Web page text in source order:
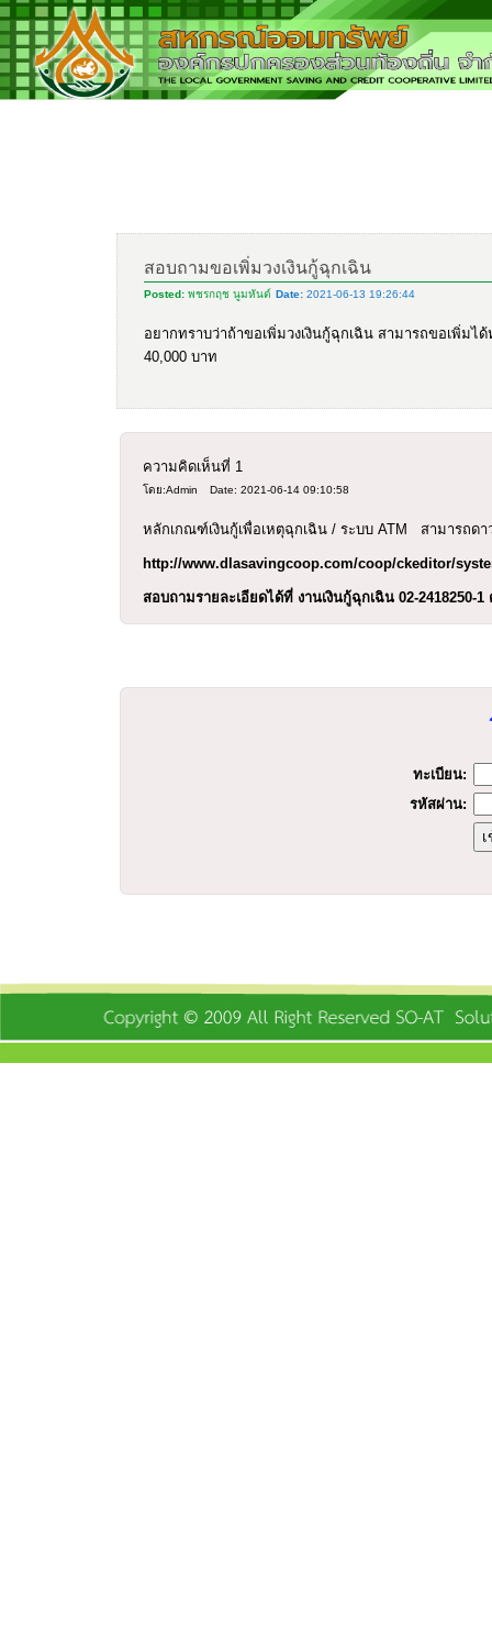
สอบถามขอเพิ่มวงเงินกู้ฉุกเฉิน
Posted: พชรกฤช นูมหันต์ Date: 2021-06-13 19:26:44
อยากทราบว่าถ้าขอเพิ่มวงเงินกู้ฉุกเฉิน สามารถขอเพิ่มไ
40,000 บาท
ความคิดเห็นที่ 1
โดย:Admin Date: 2021-06-14 09:10:58
หลักเกณฑ์เงินกู้เพื่อเหตุฉุกเฉิน / ระบบ ATM สามารถด
http://www.dlasavingcoop.com/coop/ckeditor/
สอบถามรายละเอียดได้ที่ งานเงินกู้ฉุกเฉิน 02-2418250-1
ทะเบียน:
รหัสผ่าน: